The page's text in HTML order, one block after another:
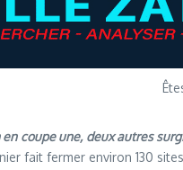
coupe une, deux autres
fait fermer environ 130